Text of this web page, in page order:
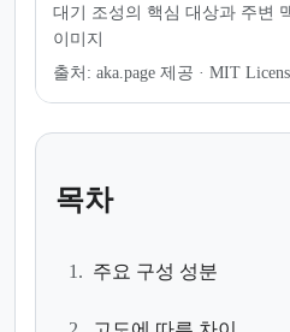
대기 조성의 핵심 대상과 주변
이미지
출처: aka.page 제공 · MIT
목차
1. 주요 구성 성분